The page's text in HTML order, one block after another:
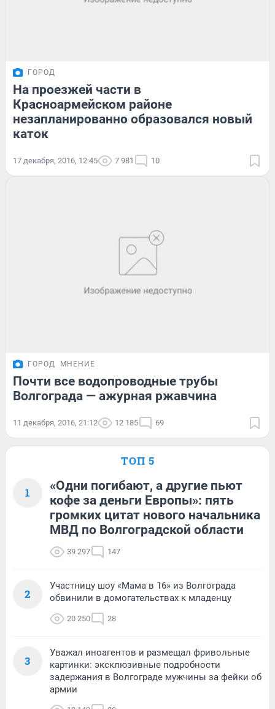
ГОРОД
На проезжей части в
Красноармейском районе
незапланированно образовался новый
каток
17 декабря, 2016, 12:45 7 981 10
ГОРОД МНЕНИЕ
Почти все водопроводные трубы
Волгограда — ажурная ржавчина
11 декабря, 2016, 21:12 12 185 69
ТОП 5
1
«Одни погибают, а другие пьют
кофе за деньги Европы»: пять
громких цитат нового начальника
МВД по Волгоградской области
39 297 147
2
Участницу шоу «Мама в 16» из Волгограда
обвинили в домогательствах к младенцу
20 250 28
3
Уважал иноагентов и размещал фривольные
картинки: эксклюзивные подробности
задержания в Волгограде мужчины за фейки об
армии